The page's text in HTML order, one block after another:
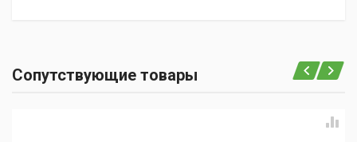
Сопутствующие товары